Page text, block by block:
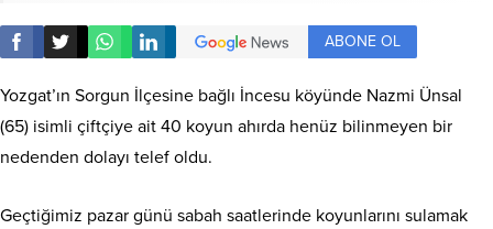
ABONE OL
Yozgat’ın Sorgun İlçesine bağlı İncesu köyünde Nazmi Ünsal
(65) isimli çiftçiye ait 40 koyun ahırda henüz bilinmeyen bir
nedenden dolayı telef oldu.
Geçtiğimiz pazar günü sabah saatlerinde koyunlarını sulamak